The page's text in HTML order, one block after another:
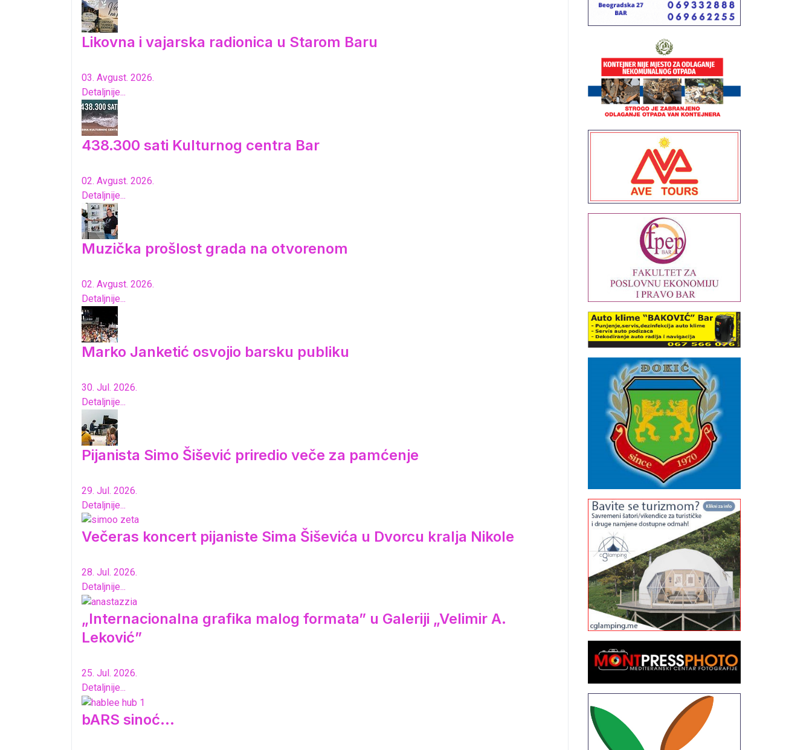
Likovna i vajarska radionica u Starom Baru
03. Avgust. 2026.
Detaljnije...
438.300 sati Kulturnog centra Bar
02. Avgust. 2026.
Detaljnije...
Muzička prošlost grada na otvorenom
02. Avgust. 2026.
Detaljnije...
Marko Janketić osvojio barsku publiku
30. Jul. 2026.
Detaljnije...
Pijanista Simo Šišević priredio veče za pamćenje
29. Jul. 2026.
Detaljnije...
Večeras koncert pijaniste Sima Šiševića u Dvorcu kralja Nikole
28. Jul. 2026.
Detaljnije...
„Internacionalna grafika malog formata” u Galeriji „Velimir A.
Leković”
25. Jul. 2026.
Detaljnije...
bARS sinoć...